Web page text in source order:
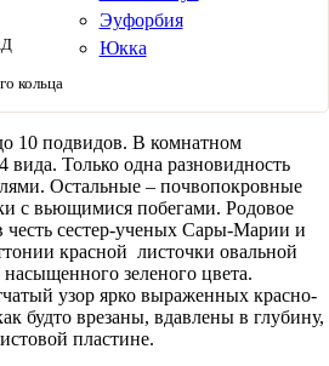
Эуфорбия
Юкка
кольца
10 подвидов. В комнатном
вида. Только одна разновидность
Остальные – почвопокровные
с вьющимися побегами. Родовое
сестер-ученых Сары-Марии и
красной листочки овальной
зеленого цвета.
узор ярко выраженных красно-
будто врезаны, вдавлены в глубину,
пластине.